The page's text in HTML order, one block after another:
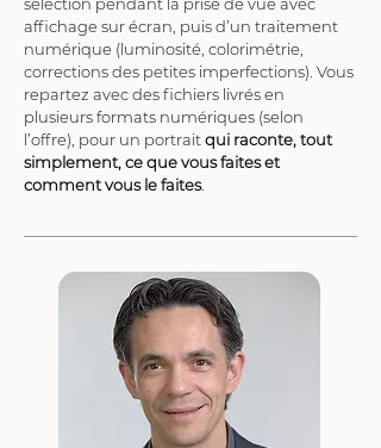
affichage sur écran, puis d’un traitement
numérique (luminosité, colorimétrie,
corrections des petites imperfections). Vous
repartez avec des fichiers livrés en
plusieurs formats numériques (selon
l’offre), pour un portrait qui raconte, tout
simplement, ce que vous faites et
comment vous le faites.